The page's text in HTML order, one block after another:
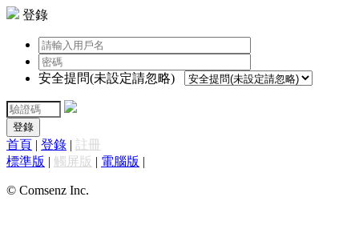
登錄
安全提問(未設定請忽略)
登錄
首頁 | 登錄 | 註冊
標準版 | 觸屏版 | 電腦版 |
© Comsenz Inc.